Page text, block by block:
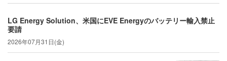
LG Energy Solution、米国にEVE Energyのバッテリー輸入禁止
要請
2026年07月31日(金)